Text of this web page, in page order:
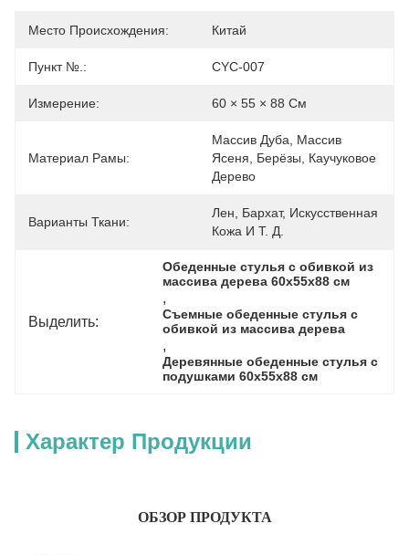
Место Происхождения: Китай
Пункт №.: CYC-007
Измерение: 60 × 55 × 88 См
Материал Рамы:
Массив Дуба, Массив
Ясеня, Берёзы, Каучуковое
Дерево
Варианты Ткани:
Лен, Бархат, Искусственная
Кожа И Т. Д.
Выделить:
Обеденные стулья с обивкой из
массива дерева 60x55x88 см
,
Съемные обеденные стулья с
обивкой из массива дерева
,
Деревянные обеденные стулья с
подушками 60x55x88 см
Характер Продукции
ОБЗОР ПРОДУКТА